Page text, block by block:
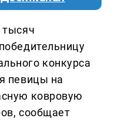
тысяч
конкурса
певицы на
ковровую
сообщает